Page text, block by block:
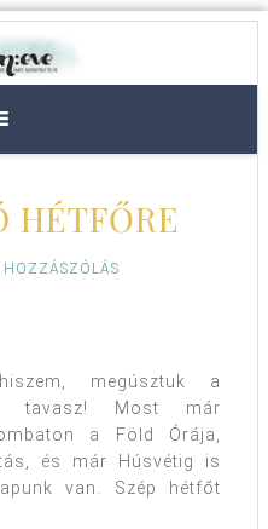
HÉTFŐRE
megúsztuk a
tavasz! Most már
a Föld Órája,
és már Húsvétig is
van. Szép hétfőt